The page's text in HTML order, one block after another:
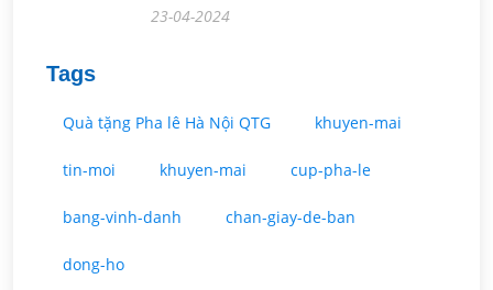
23-04-2024
Tags
Quà tặng Pha lê Hà Nội QTG khuyen-mai
tin-moi khuyen-mai cup-pha-le
bang-vinh-danh chan-giay-de-ban
dong-ho